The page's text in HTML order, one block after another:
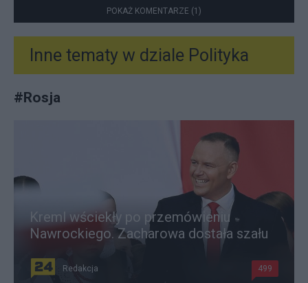
POKAŻ KOMENTARZE (1)
Inne tematy w dziale Polityka
#Rosja
Kreml wściekły po przemówieniu
Nawrockiego. Zacharowa dostała szału
Redakcja 499